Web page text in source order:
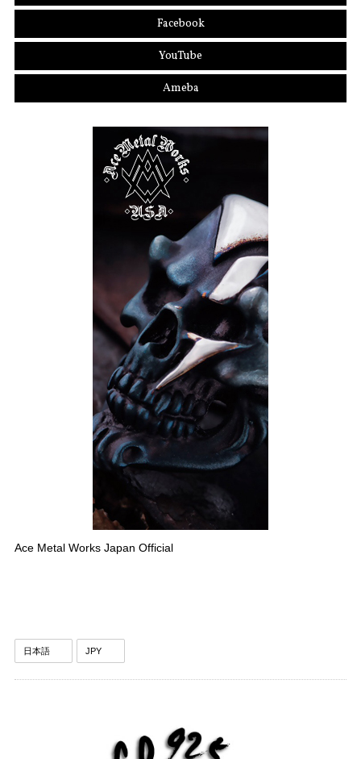
Facebook
YouTube
Ameba
Ace Metal Works Japan Official